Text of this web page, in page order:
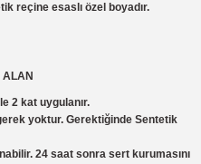
reçine esaslı özel boyadır.
ALAN
2 kat uygulanır.
yoktur. Gerektiğinde Sentetik
24 saat sonra sert kurumasını